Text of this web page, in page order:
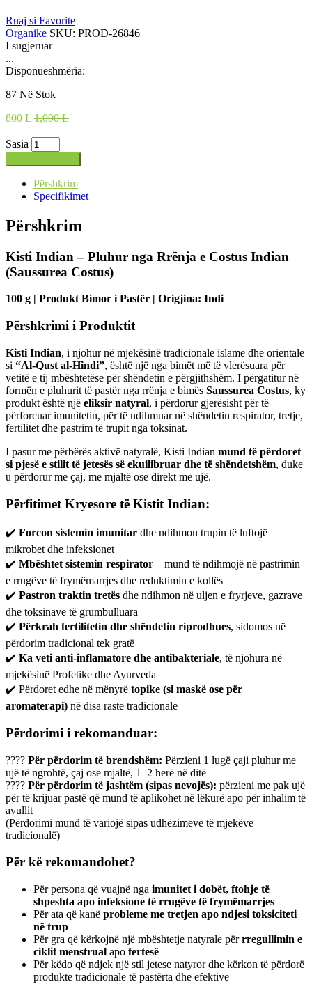
Ruaj si Favorite
Organike SKU: PROD-26846
I sugjeruar
...
Disponueshmëria:
87 Në Stok
800 L 1,000 L
Sasia
Përshkrim
Specifikimet
Përshkrim
Kisti Indian – Pluhur nga Rrënja e Costus Indian
(Saussurea Costus)
100 g | Produkt Bimor i Pastër | Origjina: Indi
Përshkrimi i Produktit
Kisti Indian, i njohur në mjekësinë tradicionale islame dhe orientale
si “Al-Qust al-Hindi”, është një nga bimët më të vlerësuara për
vetitë e tij mbështetëse për shëndetin e përgjithshëm. I përgatitur në
formën e pluhurit të pastër nga rrënja e bimës Saussurea Costus, ky
produkt është një eliksir natyral, i përdorur gjerësisht për të
përforcuar imunitetin, për të ndihmuar në shëndetin respirator, tretje,
fertilitet dhe pastrim të trupit nga toksinat.
I pasur me përbërës aktivë natyralë, Kisti Indian mund të përdoret
si pjesë e stilit të jetesës së ekuilibruar dhe të shëndetshëm, duke
u përdorur me çaj, me mjaltë ose direkt me ujë.
Përfitimet Kryesore të Kistit Indian:
✔️ Forcon sistemin imunitar dhe ndihmon trupin të luftojë
mikrobet dhe infeksionet
✔️ Mbështet sistemin respirator – mund të ndihmojë në pastrimin
e rrugëve të frymëmarrjes dhe reduktimin e kollës
✔️ Pastron traktin tretës dhe ndihmon në uljen e fryrjeve, gazrave
dhe toksinave të grumbulluara
✔️ Përkrah fertilitetin dhe shëndetin riprodhues, sidomos në
përdorim tradicional tek gratë
✔️ Ka veti anti-inflamatore dhe antibakteriale, të njohura në
mjekësinë Profetike dhe Ayurveda
✔️ Përdoret edhe në mënyrë topike (si maskë ose për
aromaterapi) në disa raste tradicionale
Përdorimi i rekomanduar:
???? Për përdorim të brendshëm: Përzieni 1 lugë çaji pluhur me
ujë të ngrohtë, çaj ose mjaltë, 1–2 herë në ditë
???? Për përdorim të jashtëm (sipas nevojës): përzieni me pak ujë
për të krijuar pastë që mund të aplikohet në lëkurë apo për inhalim të
avullit
(Përdorimi mund të variojë sipas udhëzimeve të mjekëve
tradicionalë)
Për kë rekomandohet?
Për persona që vuajnë nga imunitet i dobët, ftohje të
shpeshta apo infeksione të rrugëve të frymëmarrjes
Për ata që kanë probleme me tretjen apo ndjesi toksiciteti
në trup
Për gra që kërkojnë një mbështetje natyrale përrregullimin e
ciklit menstrual apo fertesë
Për këdo që ndjek një stil jetese natyror dhe kërkon të përdorë
produkte tradicionale të pastërta dhe efektive